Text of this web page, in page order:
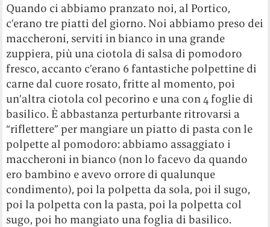
Quando ci abbiamo pranzato noi, al Portico,
c’erano tre piatti del giorno. Noi abbiamo preso dei
maccheroni, serviti in bianco in una grande
zuppiera, più una ciotola di salsa di pomodoro
fresco, accanto c’erano 6 fantastiche polpettine di
carne dal cuore rosato, fritte al momento, poi
un’altra ciotola col pecorino e una con 4 foglie di
basilico. È abbastanza perturbante ritrovarsi a
“riflettere” per mangiare un piatto di pasta con le
polpette al pomodoro: abbiamo assaggiato i
maccheroni in bianco (non lo facevo da quando
ero bambino e avevo orrore di qualunque
condimento), poi la polpetta da sola, poi il sugo,
poi la polpetta con la pasta, poi la polpetta col
sugo, poi ho mangiato una foglia di basilico.